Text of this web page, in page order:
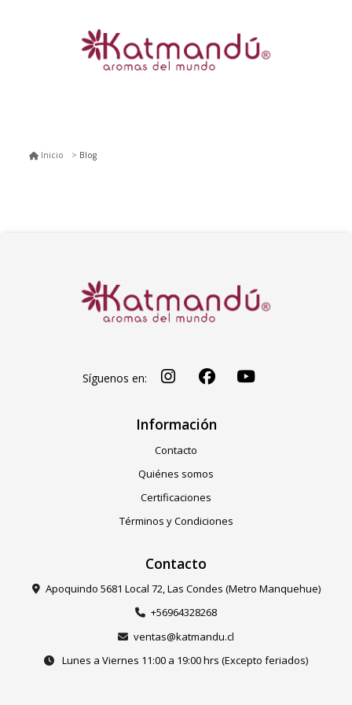
Inicio Blog
Síguenos en:
Información
Contacto
Quiénes somos
Certificaciones
Términos y Condiciones
Contacto
Apoquindo 5681 Local 72, Las Condes (Metro Manquehue)
+56964328268
ventas@katmandu.cl
Lunes a Viernes 11:00 a 19:00 hrs (Excepto feriados)